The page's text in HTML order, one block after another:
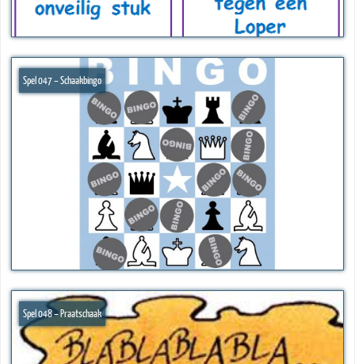
Spel 047 – Schaakbingo
Spel 048 – Praatschaak